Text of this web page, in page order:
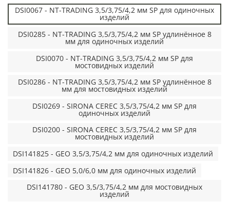
DSI0067 - NT-TRADING 3,5/3,75/4,2 мм SP для одиночных
изделий
DSI0285 - NT-TRADING 3,5/3,75/4,2 мм SP удлинённое 8
мм для одиночных изделий
DSI0070 - NT-TRADING 3,5/3,75/4,2 мм SP для
мостовидных изделий
DSI0286 - NT-TRADING 3,5/3,75/4,2 мм SP удлинённое 8
мм для мостовидных изделий
DSI0269 - SIRONA CEREC 3,5/3,75/4,2 мм SP для
одиночных изделий
DSI0200 - SIRONA CEREC 3,5/3,75/4,2 мм SP для
мостовидных изделий
DSI141825 - GEO 3,5/3,75/4,2 мм для одиночных изделий
DSI141826 - GEO 5,0/6,0 мм для одиночных изделий
DSI141780 - GEO 3,5/3,75/4,2 мм для мостовидных
изделий